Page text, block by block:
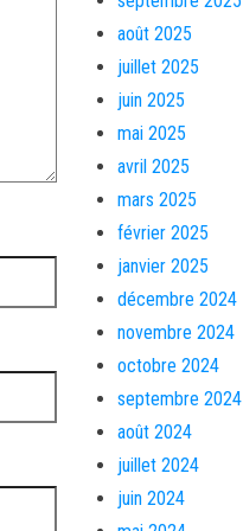
août 2025
juillet 2025
juin 2025
mai 2025
avril 2025
mars 2025
février 2025
janvier 2025
décembre 2024
novembre 2024
octobre 2024
septembre 2024
août 2024
juillet 2024
juin 2024